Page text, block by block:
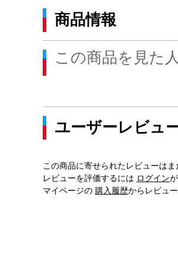
商品情報
この商品を見た
ユーザーレビュ
この商品に寄せられたレビューはま
レビューを評価するには ログイン
マイページの 購入履歴からレビュ